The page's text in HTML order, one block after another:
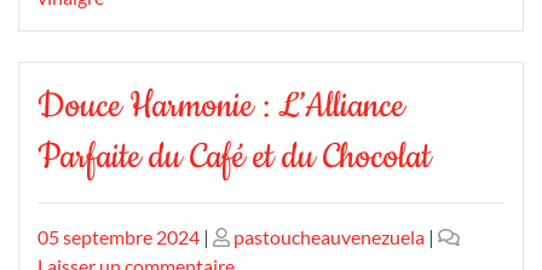
Douce Harmonie : L’Alliance
Parfaite du Café et du Chocolat
Publié
le
05 septembre 2024 | Publié
le
pastoucheauvenezuela |
sur